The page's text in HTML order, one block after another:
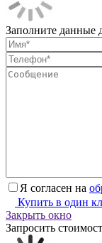
Заполните данные
Я согласен на
Купить в один
Закрыть окно
Запросить